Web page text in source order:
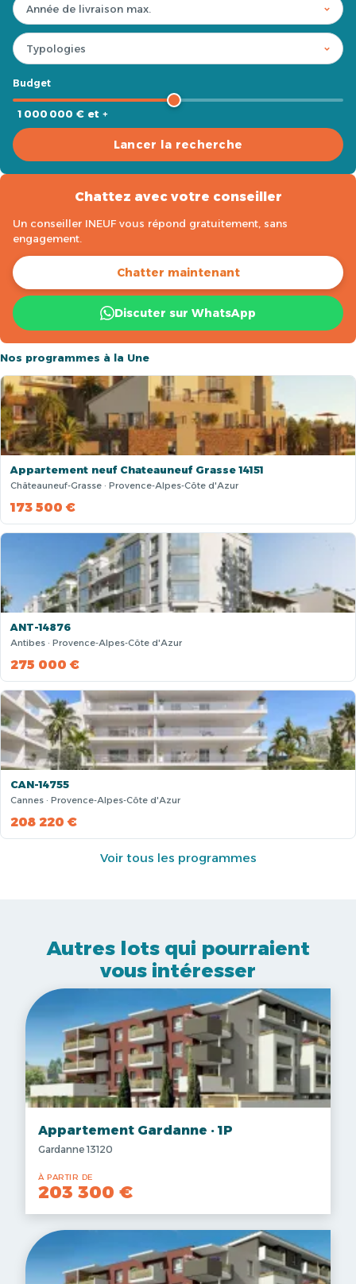
Budget
1 000 000 € et +
Lancer la recherche
Chattez avec votre conseiller
Un conseiller INEUF vous répond gratuitement, sans
engagement.
Chatter maintenant
Discuter sur WhatsApp
Nos programmes à la Une
Appartement neuf Chateauneuf Grasse 14151
Châteauneuf-Grasse · Provence-Alpes-Côte d'Azur
173 500 €
ANT-14876
Antibes · Provence-Alpes-Côte d'Azur
275 000 €
CAN-14755
Cannes · Provence-Alpes-Côte d'Azur
208 220 €
Voir tous les programmes
Autres lots qui pourraient
vous intéresser
Appartement Gardanne · 1P
Gardanne 13120
À PARTIR DE
203 300 €